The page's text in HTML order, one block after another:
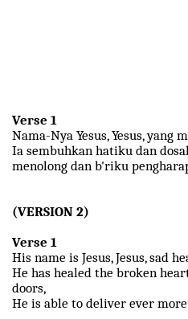
Verse 1
Nama-Nya Yesus, Yesus, yang
Ia sembuhkan hatiku dan
menolong dan b'riku
(VERSION 2)
Verse 1
His name is Jesus, Jesus, sad
He has healed the broken
doors,
He is able to deliver ever